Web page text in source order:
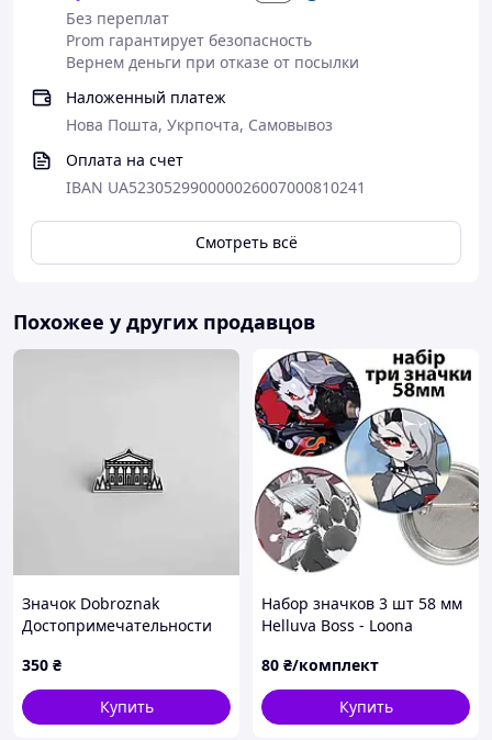
Без переплат
Prom гарантирует безопасность
Вернем деньги при отказе от посылки
Наложенный платеж
Нова Пошта, Укрпочта, Самовывоз
Оплата на счет
IBAN UA523052990000026007000810241
Смотреть всё
Похожее у других продавцов
Значок Dobroznak
Достопримечательности
художественный музей
Украины 27х16 мм
Серебристый (5969)
350 ₴
Купить
Набор значков 3 шт 58 мм
Helluva Boss - Loona
80 ₴/комплект
Купить